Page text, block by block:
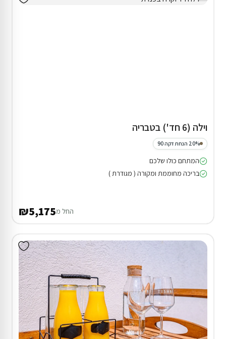
וילה (6 חד') בטבריה
20% הנחת דקה 90
המתחם כולו שלכם
בריכה מחוממת ומקורה ( מגודרת )
החל מ₪5,175